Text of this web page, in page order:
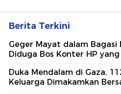
Berita Terkini
Geger Mayat dalam Bagasi
Diduga Bos Konter HP
Duka Mendalam di Gaza,
Keluarga Dimakamkan